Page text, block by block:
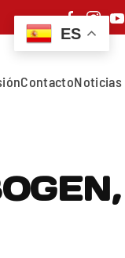
ContactoNoticias
ES